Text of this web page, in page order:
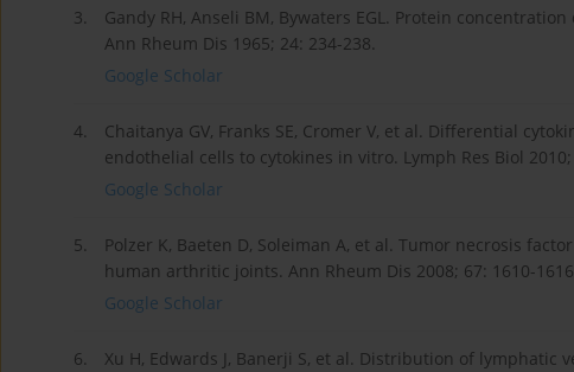
3.
Gandy RH, Anseli BM, Bywaters EGL. Protein
Ann Rheum Dis 1965; 24: 234-238.
Google Scholar
4.
Chaitanya GV, Franks SE, Cromer V, et al. Differential
endothelial cells to cytokines in vitro. Lymph Res Biol 2010;
Google Scholar
5.
Polzer K, Baeten D, Soleiman A, et al. Tumor necrosis
human arthritic joints. Ann Rheum Dis 2008; 67: 1610-
Google Scholar
6.
Xu H, Edwards J, Banerji S, et al. Distribution of